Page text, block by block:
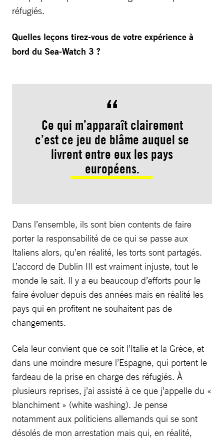
réfugiés.
Quelles leçons tirez-vous de votre expérience à
bord du Sea-Watch 3 ?
Ce qui m’apparaît clairement
c’est ce jeu de blâme auquel se
livrent entre eux les pays
européens.
Dans l’ensemble, ils sont bien contents de faire
porter la responsabilité de ce qui se passe aux
Italiens alors, qu’en réalité, les torts sont partagés.
L’accord de Dublin III est vraiment injuste, tout le
monde le sait. Il y a eu beaucoup d’efforts pour le
faire évoluer depuis des années mais en réalité les
pays qui en profitent ne souhaitent pas de
changements.
Cela leur convient que ce soit l’Italie et la Grèce, et
dans une moindre mesure l’Espagne, qui portent le
fardeau de la prise en charge des réfugiés. À
plusieurs reprises, j’ai assisté à ce que j’appelle du «
blanchiment » (white washing). Je pense
notamment aux politiciens allemands qui se sont
désolés de mon arrestation mais qui, en réalité,